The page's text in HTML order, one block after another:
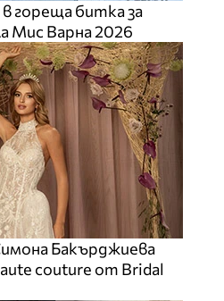
гореща битка за
Мис Варна 2026
Бакърджиева
couture от Bridal